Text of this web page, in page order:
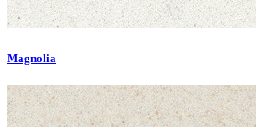
Magnolia